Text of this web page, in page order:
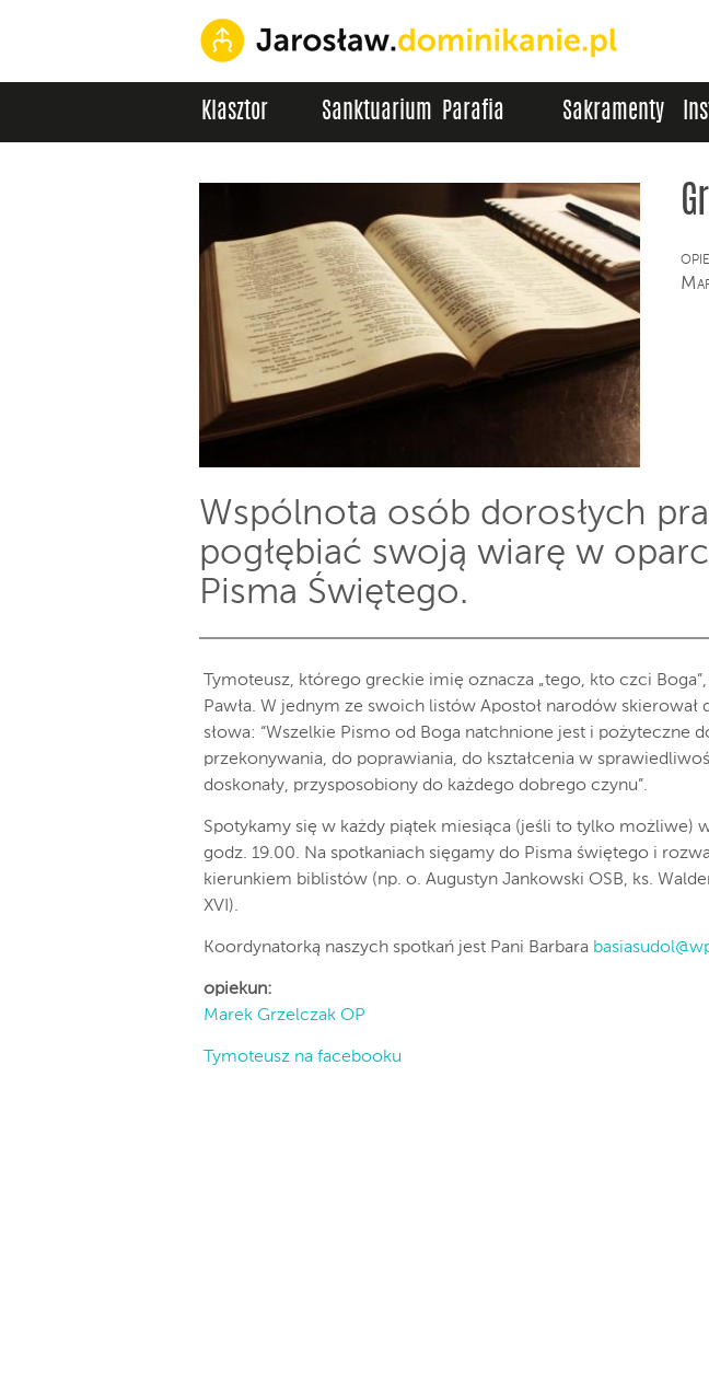
Klasztor Sanktuarium Parafia Sakramenty
Wspólnota osób dorosłych
pogłębiać swoją wiarę w
Pisma Świętego.
Tymoteusz, którego greckie imię oznacza „tego, kto czci
Pawła. W jednym ze swoich listów Apostoł narodów skierował
słowa: “Wszelkie Pismo od Boga natchnione jest i pożyteczne
przekonywania, do poprawiania, do kształcenia w
doskonały, przysposobiony do każdego dobrego czynu”.
Spotykamy się w każdy piątek miesiąca (jeśli to tylko możliwe)
godz. 19.00. Na spotkaniach sięgamy do Pisma świętego i
kierunkiem biblistów (np. o. Augustyn Jankowski OSB, ks.
XVI).
Koordynatorką naszych spotkań jest Pani Barbara
opiekun:
Marek Grzelczak OP
Tymoteusz na facebooku